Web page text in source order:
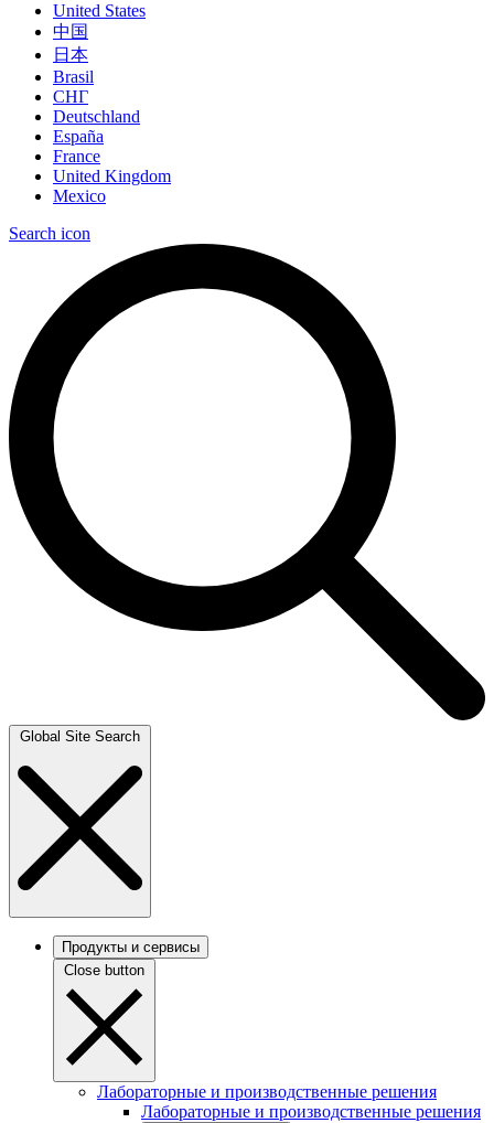
United States
中国
日本
Brasil
СНГ
Deutschland
España
France
United Kingdom
Mexico
Search icon
Global Site Search
Продукты и сервисы
Close button
Лабораторные и производственные решения
Лабораторные и производственные решения